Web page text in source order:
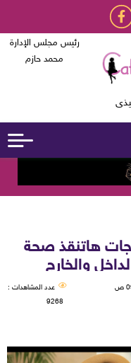
رئيس مجلس الإدارة
محمد حازم
هاتنقذ صحة
والخارج
عدد المشاهدات :
9268